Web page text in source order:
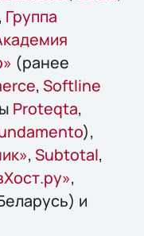
Группа
(ранее
, Softline
Proteqta,
),
, Subtotal,
,
и